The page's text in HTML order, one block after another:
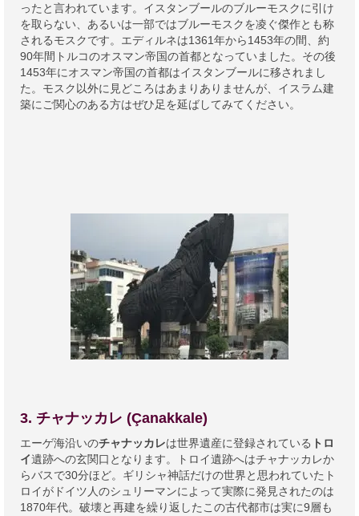
ったと言われています。イスタンブールのブルーモスクに引け
を取らない、あるいは一部ではブルーモスクを凌ぐ傑作とも称
されるモスクです。エディルネは1361年から1453年の間、約
90年間トルコのオスマン帝国の首都となっていました。その後
1453年にオスマン帝国の首都はイスタンブールに移されまし
た。モスク以外に見どころはあまりありませんが、イスラム建
築にご関心のある方はぜひ足を延ばしてみてください。
3. チャナッカレ (Çanakkale)
エーゲ海沿いのチャナッカレは世界遺産に登録されている トロ
イ遺跡への玄関口となります。トロイ遺跡へはチャナッカレか
らバスで30分ほど。ギリシャ神話だけの世界と思われていたト
ロイがドイツ人のシュリーマンによって実際に発見されたのは
1870年代。破壊と再建を繰り返したこの古代都市は実に9層も